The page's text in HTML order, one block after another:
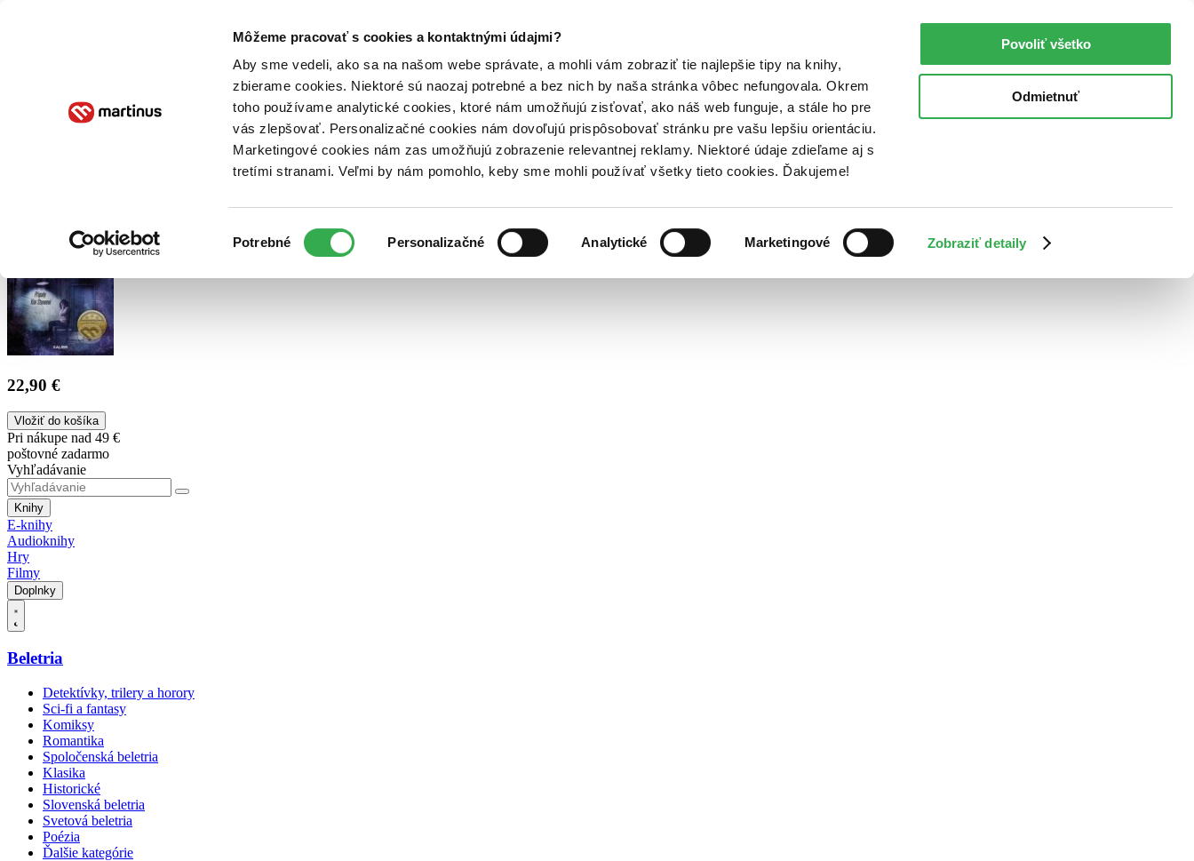
Môžeme pracovať s cookies a kontaktnými údajmi?
Aby sme vedeli, ako sa na našom webe správate, a mohli vám zobraziť tie najlepšie tipy na knihy,
zbierame cookies. Niektoré sú naozaj potrebné a bez nich by naša stránka vôbec nefungovala. Okrem
toho používame analytické cookies, ktoré nám umožňujú zisťovať, ako náš web funguje, a stále ho pre
vás zlepšovať. Personalizačné cookies nám dovoľujú prispôsobovať stránku pre vašu lepšiu orientáciu.
Marketingové cookies nám zas umožňujú zobrazenie relevantnej reklamy. Niektoré údaje zdieľame aj s
tretími stranami. Veľmi by nám pomohlo, keby sme mohli používať všetky tieto cookies. Ďakujeme!
súhlasu
Potrebné Personalizačné Analytické Marketingové Zobraziť detaily
Povoliť všetko
Odmietnuť
Poukážky Kontakt
22,90 €
Vložiť do košíka
Pri nákupe nad 49 €
poštovné zadarmo
Vyhľadávanie
Knihy
E-knihy
Audioknihy
Hry
Filmy
Doplnky
Beletria
Detektívky, trilery a horory
Sci-fi a fantasy
Komiksy
Romantika
Spoločenská beletria
Klasika
Historické
Slovenská beletria
Svetová beletria
Poézia
Ďalšie kategórie